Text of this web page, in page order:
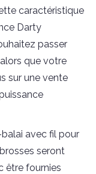
caractéristique
Darty
passer
que votre
sur une vente
avec fil pour
seront
être fournies